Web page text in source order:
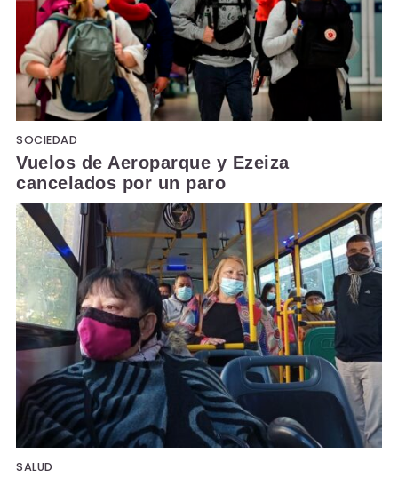
SOCIEDAD
Vuelos de Aeroparque y Ezeiza
cancelados por un paro
SALUD